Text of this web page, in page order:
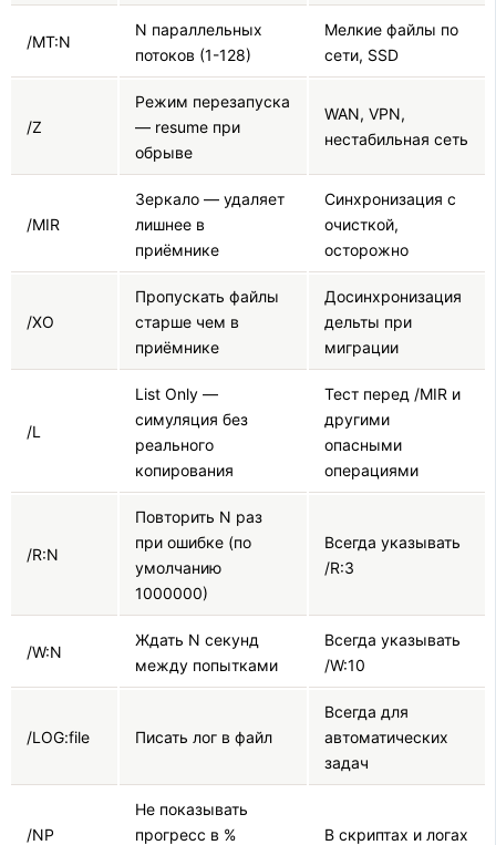
/MT:N
N параллельных
потоков (1-128)
Мелкие файлы по
сети, SSD
/Z
Режим перезапуска
— resume при
обрыве
WAN, VPN,
нестабильная сеть
/MIR
Зеркало — удаляет
лишнее в
приёмнике
Синхронизация с
очисткой,
осторожно
/XO
Пропускать файлы
старше чем в
приёмнике
Досинхронизация
дельты при
миграции
/L
List Only —
симуляция без
реального
копирования
Тест перед /MIR и
другими
опасными
операциями
/R:N
Повторить N раз
при ошибке (по
умолчанию
1000000)
Всегда указывать
/R:3
/W:N
Ждать N секунд
между попытками
Всегда указывать
/W:10
/LOG:file Писать лог в файл
Всегда для
автоматических
задач
/NP
Не показывать
прогресс в %
В скриптах и логах